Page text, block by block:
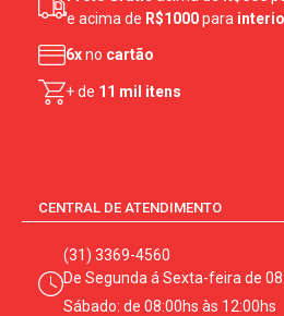
e acima de R$1000para
6xno cartão
+ de 11 mil itens
CENTRAL DE ATENDIMENTO
(31) 3369-4560
De Segunda á Sexta-feira de
Sábado: de 08:00hs às 12:00hs